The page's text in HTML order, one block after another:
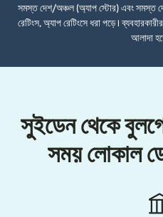
সমস্ত দেশ/অঞ্চল (অ্যাপ স্টোর) এবং
রেটিংস, অ্যাপ রেটিংসে ধরা পড়ে।
আলাদা
সুইডেন থেকে
সময় লোকাল